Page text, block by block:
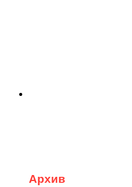
Архив